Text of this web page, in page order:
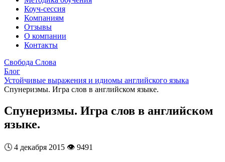
Коуч-сессия
Компаниям
Отзывы
О компании
Контакты
Свобода Слова
Блог
Устойчивые выражения и идиомы английского языка
Спунеризмы. Игра слов в английском языке.
Спунеризмы. Игра слов в английском
языке.
🕓 4 декабря 2015 👁️ 9491